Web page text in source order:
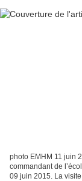
photo EMHM 11 juin
commandant de
09 juin 2015. La visite